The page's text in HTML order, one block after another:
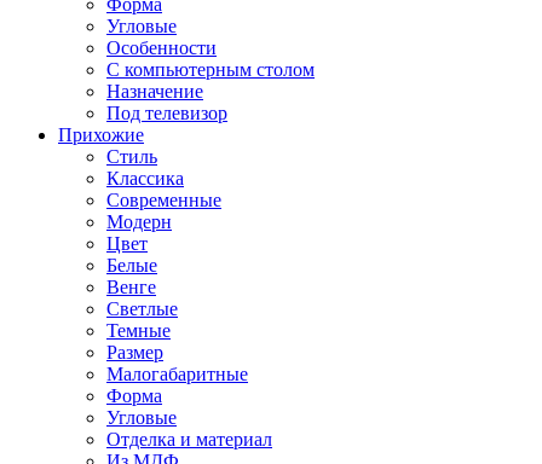
Форма
Угловые
Особенности
С компьютерным столом
Назначение
Под телевизор
Прихожие
Стиль
Классика
Современные
Модерн
Цвет
Белые
Венге
Светлые
Темные
Размер
Малогабаритные
Форма
Угловые
Отделка и материал